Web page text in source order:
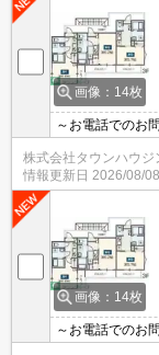
画像：14枚
～お電話でのお
地域密着タウン
株式会社タウンハウジ
情報更新日 2026/08/08
画像：14枚
～お電話でのお
地域密着タウン